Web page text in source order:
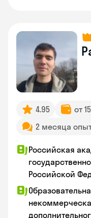
4.95
от
2 месяца
Российская
Российской